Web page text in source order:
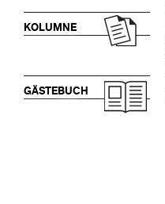
KOLUMNE
GÄSTEBUCH